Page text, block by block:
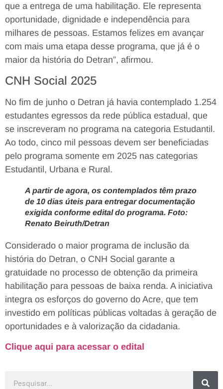
que a entrega de uma habilitação. Ele representa
oportunidade, dignidade e independência para
milhares de pessoas. Estamos felizes em avançar
com mais uma etapa desse programa, que já é o
maior da história do Detran”, afirmou.
CNH Social 2025
No fim de junho o Detran já havia contemplado 1.254
estudantes egressos da rede pública estadual, que
se inscreveram no programa na categoria Estudantil.
Ao todo, cinco mil pessoas devem ser beneficiadas
pelo programa somente em 2025 nas categorias
Estudantil, Urbana e Rural.
A partir de agora, os contemplados têm prazo
de 10 dias úteis para entregar documentação
exigida conforme edital do programa. Foto:
Renato Beiruth/Detran
Considerado o maior programa de inclusão da
história do Detran, o CNH Social garante a
gratuidade no processo de obtenção da primeira
habilitação para pessoas de baixa renda. A iniciativa
integra os esforços do governo do Acre, que tem
investido em políticas públicas voltadas à geração de
oportunidades e à valorização da cidadania.
Clique aqui para acessar o edital